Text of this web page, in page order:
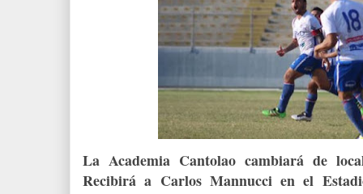
La Academia Cantolao cambiará de
Recibirá a Carlos Mannucci en el